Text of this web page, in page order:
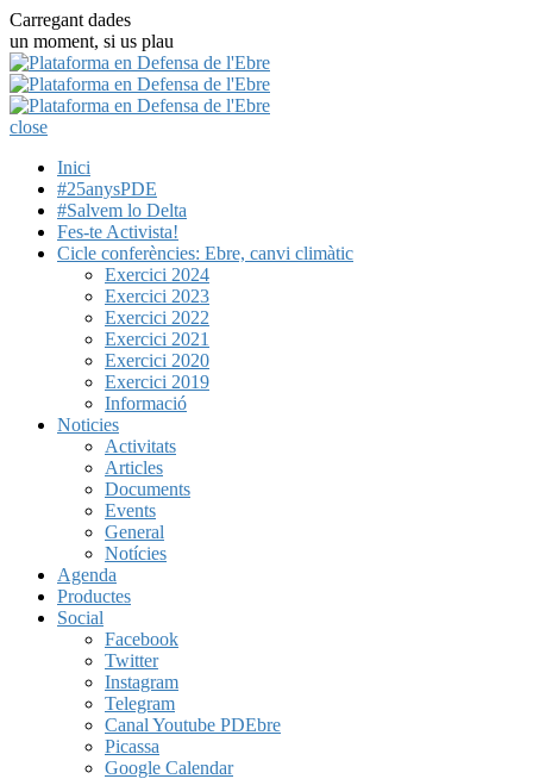
Carregant dades
un moment, si us plau
close
Inici
#25anysPDE
#Salvem lo Delta
Fes-te Activista!
Cicle conferències: Ebre, canvi climàtic
Exercici 2024
Exercici 2023
Exercici 2022
Exercici 2021
Exercici 2020
Exercici 2019
Informació
Noticies
Activitats
Articles
Documents
Events
General
Notícies
Agenda
Productes
Social
Facebook
Twitter
Instagram
Telegram
Canal Youtube PDEbre
Picassa
Google Calendar